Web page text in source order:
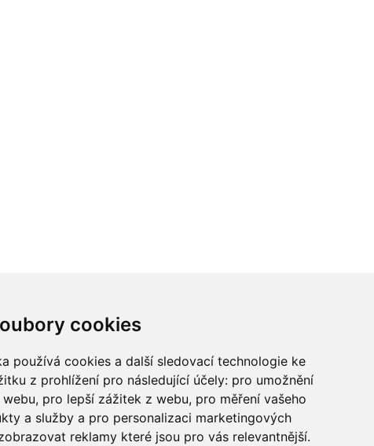
cookies
používá cookies a další sledovací technologie ke
z prohlížení pro následující účely: pro umožnění
, pro lepší zážitek z webu, pro měření vašeho
a služby a pro personalizaci marketingových
reklamy které jsou pro vás relevantnější.
Chcete spolupracovat?
Chalupu: